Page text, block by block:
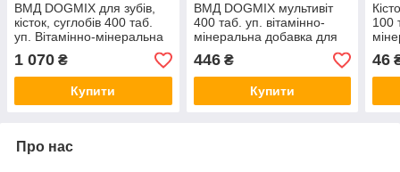
ВМД DOGMIX для зубів,
кісток, суглобів 400 таб.
уп. Вітамінно-мінеральна
добавка для дорослих
собак і цуценят
1 070 ₴
Купити
ВМД DOGMIX мультивіт
400 таб. уп. вітамінно-
мінеральна добавка для
цуценят і дорослих собак.
446₴
Купити
100
46
Про нас